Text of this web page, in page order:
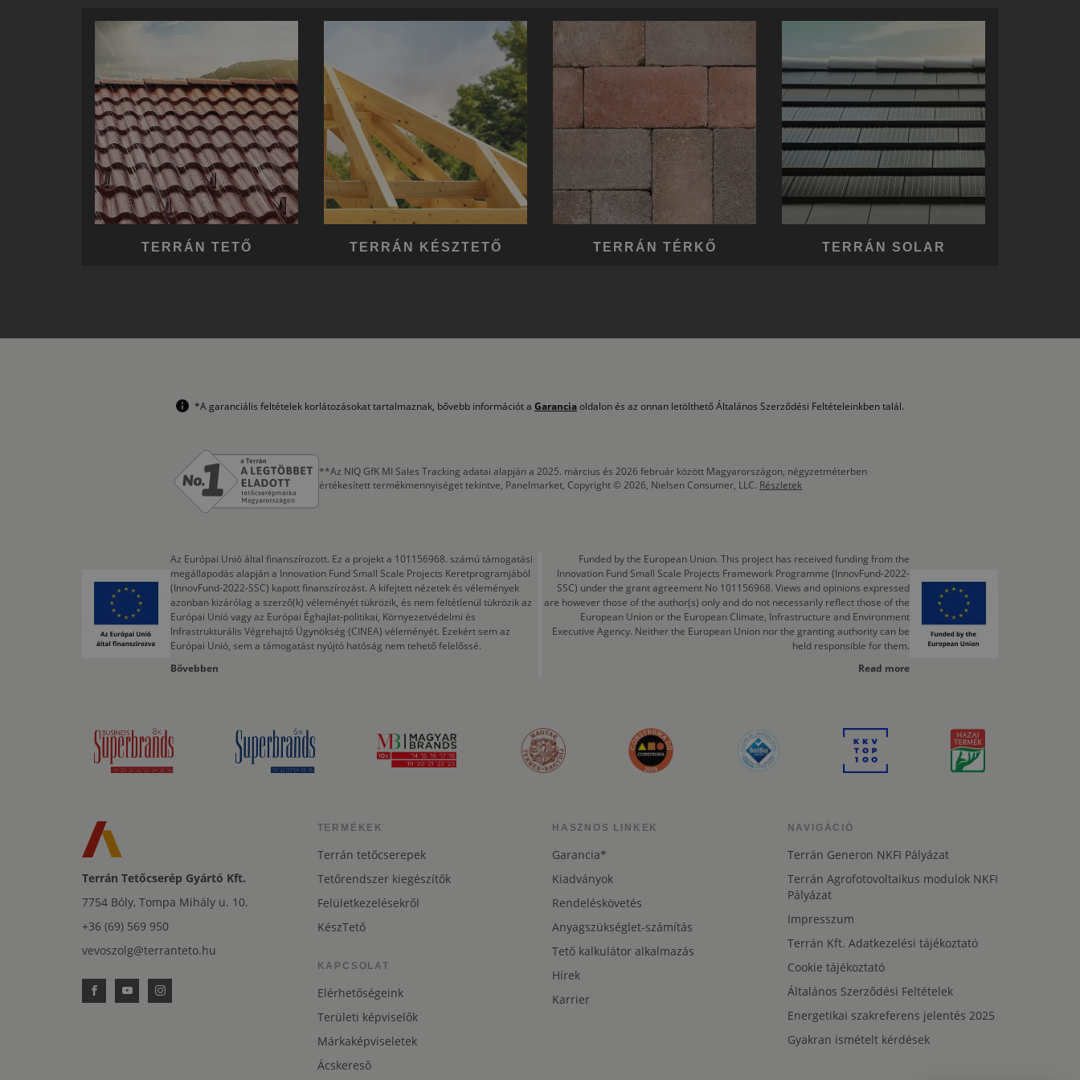
TERRÁN TETŐ TERRÁN KÉSZTETŐ TERRÁN TÉRKŐ TERRÁN SOLAR
*A garanciális feltételek korlátozásokat tartalmaznak, bővebb információt a Garanciaoldalon és az onnan letölthető Általános Szerződési Feltételeinkben talál.
**Az NIQ GfK MI Sales Tracking adatai alapján a 2025. március és 2026 február között Magyarországon, négyzetméterben
értékesített termékmennyiséget tekintve, Panelmarket, Copyright © 2026, Nielsen Consumer, LLC. Részletek
Az Európai Unió által finanszírozott. Ez a projekt a 101156968. számú támogatási
megállapodás alapján a Innovation Fund Small Scale Projects Keretprogramjából
(InnovFund-2022-SSC) kapott finanszírozást. A kifejtett nézetek és vélemények
azonban kizárólag a szerző(k) véleményét tükrözik, és nem feltétlenül tükrözik az
Európai Unió vagy az Európai Éghajlat-politikai, Környezetvédelmi és
Infrastrukturális Végrehajtó Ügynökség (CINEA) véleményét. Ezekért sem az
Európai Unió, sem a támogatást nyújtó hatóság nem tehető felelőssé.
Bővebben
Funded by the European Union. This project has received funding from the
Innovation Fund Small Scale Projects Framework Programme (InnovFund-2022-
SSC) under the grant agreement No 101156968. Views and opinions expressed
are however those of the author(s) only and do not necessarily reflect those of the
European Union or the European Climate, Infrastructure and Environment
Executive Agency. Neither the European Union nor the granting authority can be
held responsible for them.
Read more
Terrán Tetőcserép Gyártó Kft.
7754 Bóly, Tompa Mihály u. 10.
+36 (69) 569 950
vevoszolg@terranteto.hu
TERMÉKEK
Terrán tetőcserepek
Tetőrendszer kiegészítők
Felületkezelésekről
KészTető
KAPCSOLAT
Elérhetőségeink
Területi képviselők
Márkaképviseletek
Ácskereső
HASZNOS LINKEK
Garancia*
Kiadványok
Rendeléskövetés
Anyagszükséglet-számítás
Tető kalkulátor alkalmazás
Hírek
Karrier
NAVIGÁCIÓ
Terrán Generon NKFI Pályázat
Terrán Agrofotovoltaikus modulok NKFI
Pályázat
Impresszum
Terrán Kft. Adatkezelési tájékoztató
Cookie tájékoztató
Általános Szerződési Feltételek
Energetikai szakreferens jelentés 2025
Gyakran ismételt kérdések
SR
ENGLISH
ITALIAN